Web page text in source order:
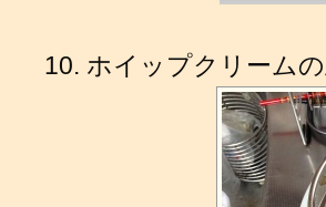
ホイップクリーム